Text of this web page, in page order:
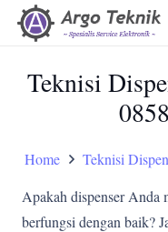
Teknisi
Home
Teknisi
Apakah dispenser Anda
berfungsi dengan baik?